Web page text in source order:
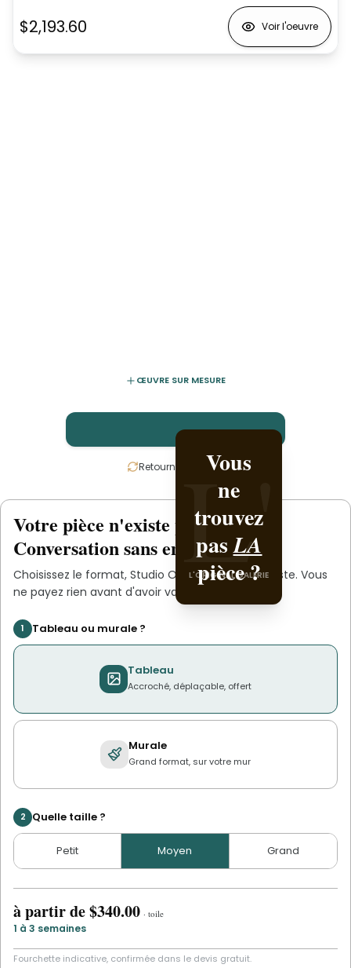
$2,193.60 Voir l'oeuvre
ŒUVRE SUR MESURE
L'
Vous
ne
trouvez
pasLA
pièce ?
L'ORIGINAL GALERIE
L'
Créez-
la avec
Studio
OMA
.
L'ORIGINAL PIECE OF
YOU
Retournez la carte
Votre pièce n'existe pasencore.
Conversation sans engagement.
Choisissez le format, Studio OMAs'occupe du reste. Vous
ne payez rien avant d'avoir validé le devis.
1 Tableau ou murale ?
Tableau
Accroché, déplaçable, offert
Murale
Grand format, sur votre mur
2 Quelle taille ?
Petit Moyen Grand
à partir de$340.00 · toile
1 à 3 semaines
Fourchette indicative, confirmée dans le devis gratuit.